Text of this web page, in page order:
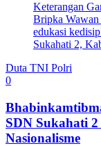
Keterangan
Bripka Wawan
edukasi
Sukahati 2,
Duta TNI Polri
0
SDN Sukahati
Nasionalisme